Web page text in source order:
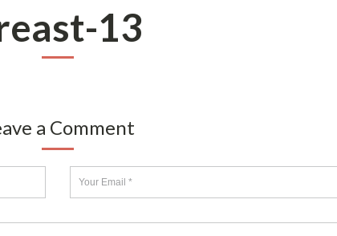
13
a Comment